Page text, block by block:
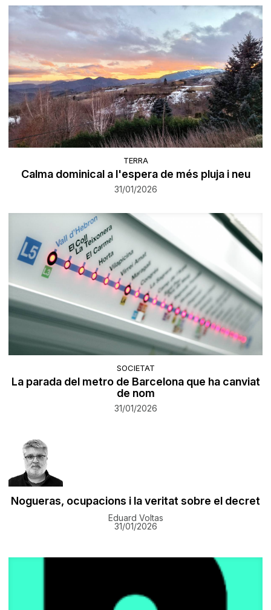
TERRA
Calma dominical a l'espera de més pluja i neu
31/01/2026
SOCIETAT
La parada del metro de Barcelona que ha canviat
de nom
31/01/2026
Nogueras, ocupacions i la veritat sobre el decret
Eduard Voltas
31/01/2026